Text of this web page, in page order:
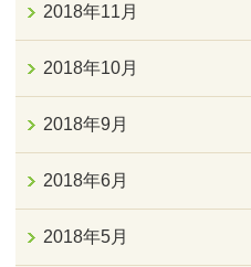
2018年11月
2018年10月
2018年9月
2018年6月
2018年5月